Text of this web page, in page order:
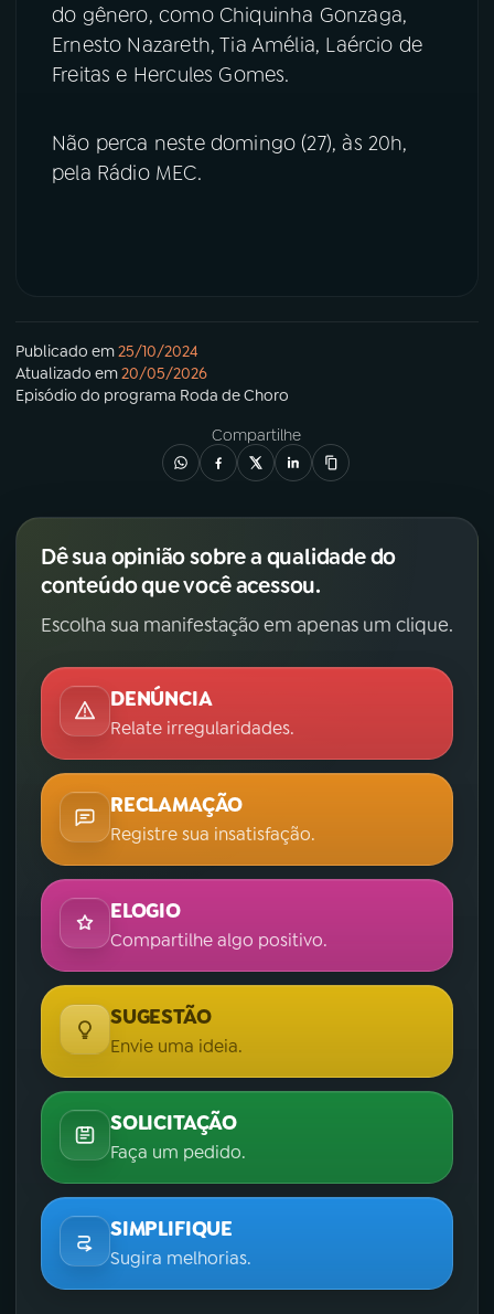
Instagram
do gênero, como Chiquinha Gonzaga,
Ernesto Nazareth, Tia Amélia, Laércio de
Freitas e Hercules Gomes.
Não perca neste domingo (27), às 20h,
pela Rádio MEC.
Publicado em25/10/2024
Atualizado em20/05/2026
Episódio do programa Roda de Choro
Compartilhe
Dê sua opinião sobre a qualidade do
conteúdo que você acessou.
Escolha sua manifestação em apenas um clique.
DENÚNCIA
Relate irregularidades.
RECLAMAÇÃO
Registre sua insatisfação.
ELOGIO
Compartilhe algo positivo.
SUGESTÃO
Envie uma ideia.
SOLICITAÇÃO
Faça um pedido.
SIMPLIFIQUE
Sugira melhorias.